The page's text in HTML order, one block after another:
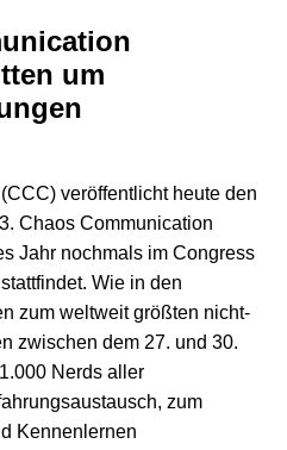
um
veröffentlicht heute den
Chaos Communication
Jahr nochmals im Congress
Wie in den
zum weltweit größten nicht-
zwischen dem 27. und 30.
Nerds aller
zum
Kennenlernen